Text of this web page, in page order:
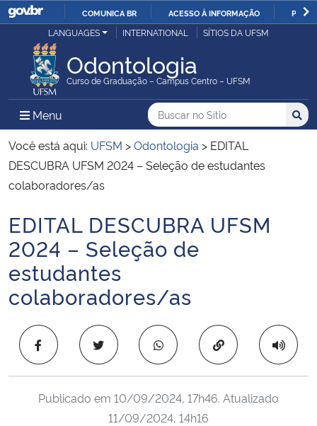
IR
O
COMUNICA BR ACESSO À INFORMAÇÃO
Ministério da Justiça e Segurança Pública
Ministério da Defesa
Ministério das Relações Exteriores
Ministério da Economia
Ministério da Infraestrutura
Ministério da Agricultura, Pecuária e Abastecimento
Ministério da Educação
Ministério da Cidadania
Ministério da Saúde
Ministério de Minas e Energia
LANGUAGES INTERNATIONAL SÍTIOS DA UFSM
Odontologia
Curso de Graduação – Campus Centro – UFSM
Menu Menu Principal do Sítio
Busca
Buscar no no Sítio
Busca:
Você está aqui: UFSM >Odontologia > EDITAL
DESCUBRA UFSM 2024 – Seleção de estudantes
colaboradores/as
Início do conteúdo
EDITAL DESCUBRA UFSM
2024 – Seleção de
estudantes
colaboradores/as
Copiar para área
Publicado em 10/09/2024, 17h46. Atualizado
11/09/2024, 14h16